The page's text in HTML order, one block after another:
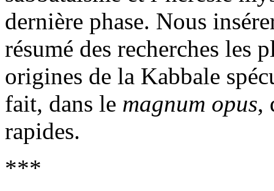
dernière phase. Nous
résumé des recherches les
origines de la Kabbale
fait, dans le magnum opus,
rapides.
***